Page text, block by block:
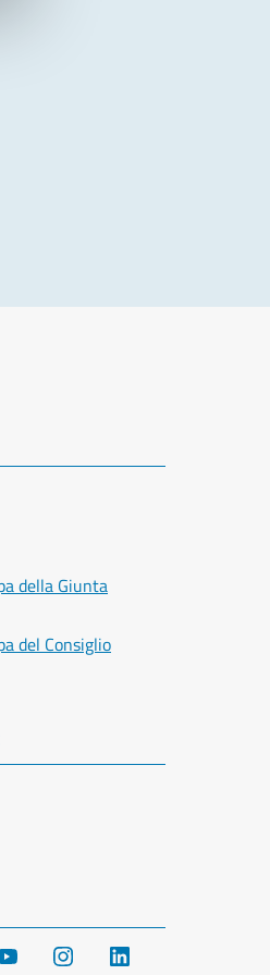
della Giunta
del Consiglio
YouTube Instagram